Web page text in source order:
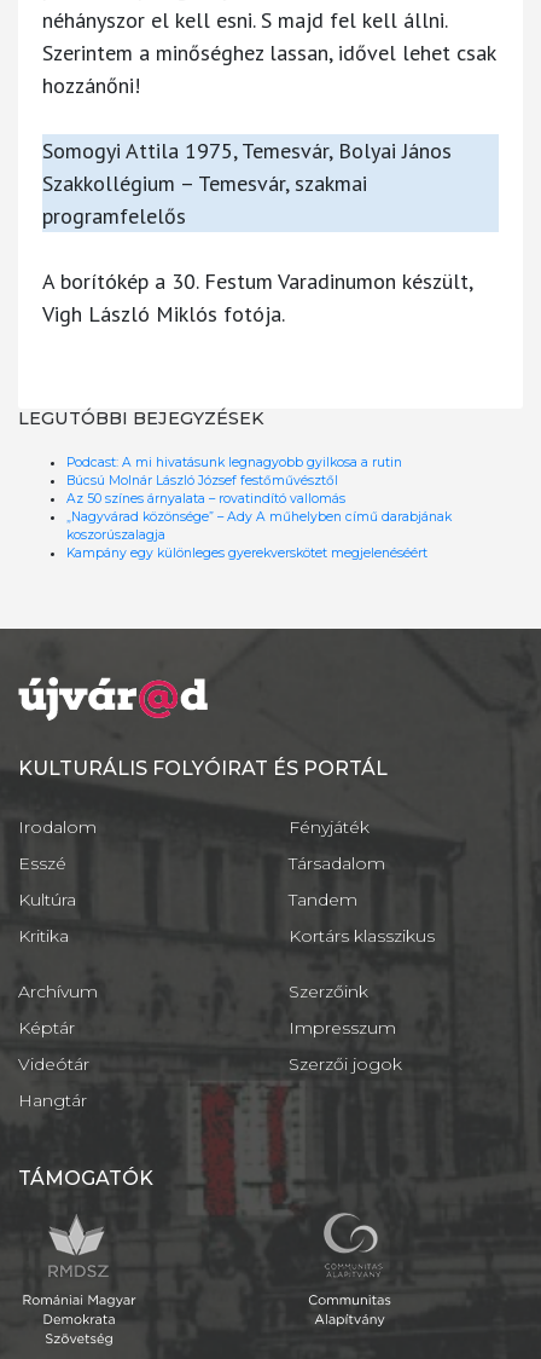
néhányszor el kell esni. S majd fel kell állni.
Szerintem a minőséghez lassan, idővel lehet csak
hozzánőni!
Somogyi Attila 1975, Temesvár, Bolyai János
Szakkollégium – Temesvár, szakmai
programfelelős
A borítókép a 30. Festum Varadinumon készült,
Vigh László Miklós fotója.
LEGUTÓBBI BEJEGYZÉSEK
Podcast: A mi hivatásunk legnagyobb gyilkosa a rutin
Búcsú Molnár László József festőművésztől
Az 50 színes árnyalata – rovatindító vallomás
„Nagyvárad közönsége” – Ady A műhelyben című darabjának
koszorúszalagja
Kampány egy különleges gyerekverskötet megjelenéséért
KULTURÁLIS FOLYÓIRAT ÉS PORTÁL
Irodalom
Esszé
Kultúra
Kritika
Fényjáték
Társadalom
Tandem
Kortárs klasszikus
Archívum
Képtár
Videótár
Hangtár
Szerzőink
Impresszum
Szerzői jogok
TÁMOGATÓK